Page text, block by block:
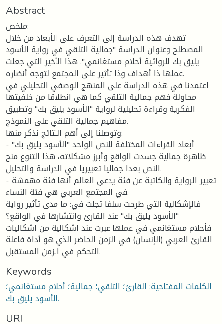
Abstract
ملخص:
تهدف هذه الدراسة إلى التعرف على الأبعاد من خلال
المصطلح وعنوان الدراسة "جمالية التلقي في رواية الأسود
يليق بك للروائية أحلام مستغانمي". هذا الأخير التي جعلت
عملها ذا أهداف وذا تأثير على المجتمع لتوجه أنضاره.
اعتمدنا في هذه الدراسة على المنهج الوصفي التحليلي في
محاولة فهم جمالية التلقي كما هي انطلاقا من خلفيتها
الفكرية وقراءة تحليلية لرواية "الأسود يليق بك" وتطبيق
مفاهيم جمالية التلقي على النموذج.
وتوصلنا إلى أهم النتائج نذكر منها:
- أبعاد القراءات المختلفة للنص الواحد "الأسود يليق بك"
ظاهرة جمالية جسدت الواقع وأبرز مشكلاته، هذا التنوع منح
النص بعدا جماليا تعبيريا في الدراسة والتحليل.
- تعبير الرواية والكاتبة عن فئة يدعي العالم أنها فئة مهمشة
في المجتمع العربي هي فئة النساء.
فالإشكالية التي طرحت سلفا تجلت في: ما مدى تأثير رواية
"الأسود يليق بك" عند القارئ وانتشارها في الواقع؟
فأحلام مستغانمي في عملها عبرت عند اشكالية من اشكاليات
القارئ العربي (الإنسان) في الزمن الحاضر الذي هو أداة فاعلة
التحكم في الزمن المستقبل.
Keywords
الكلمات المفتاحية: القارئ؛ التلقي؛ جمالية؛ أحلام مستغانمي؛
الأسود يليق بك.
URI